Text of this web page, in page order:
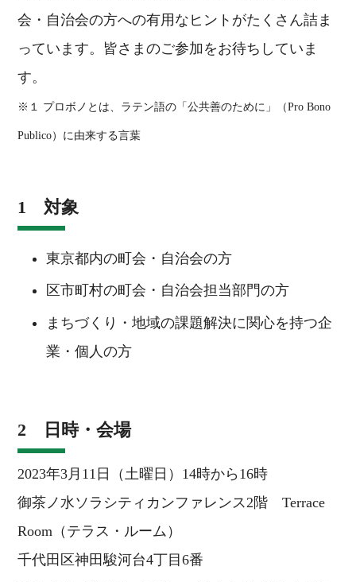
会・自治会の方への有用なヒントがたくさん詰ま
っています。皆さまのご参加をお待ちしていま
す。
※１ プロボノとは、ラテン語の「公共善のために」（Pro Bono
Publico）に由来する言葉
1 対象
東京都内の町会・自治会の方
区市町村の町会・自治会担当部門の方
まちづくり・地域の課題解決に関心を持つ企
業・個人の方
2 日時・会場
2023年3月11日（土曜日）14時から16時
御茶ノ水ソラシティカンファレンス2階 Terrace
Room（テラス・ルーム）
千代田区神田駿河台4丁目6番